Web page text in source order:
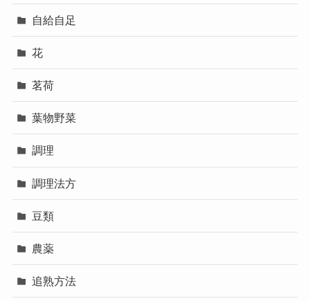
自給自足
花
茗荷
葉物野菜
調理
調理法方
豆類
農薬
追熟方法